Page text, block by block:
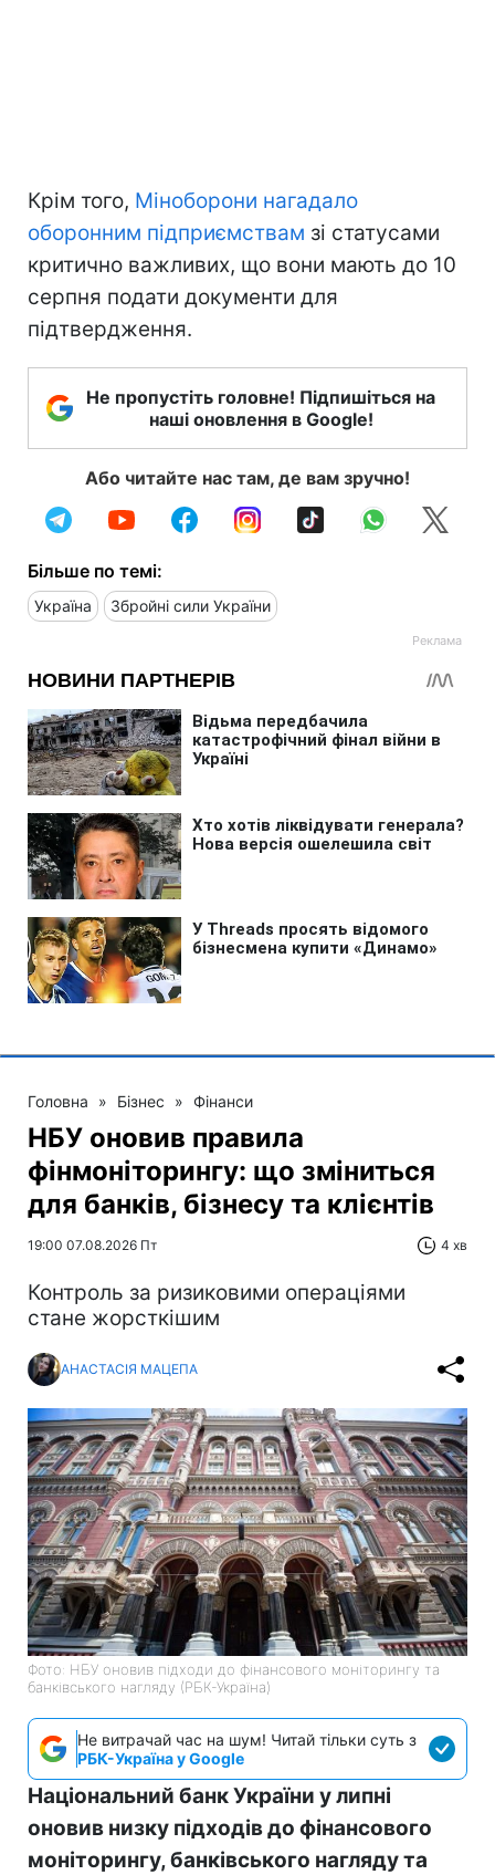
Крім того, Міноборони нагадало
оборонним підприємствам зі статусами
критично важливих, що вони мають до 10
серпня подати документи для
підтвердження.
Не пропустіть головне! Підпишіться на
наші оновлення в Google!
Або читайте нас там, де вам зручно!
Більше по темі:
Україна Збройні сили України
Головна » Бізнес » Фінанси
НБУ оновив правила
фінмоніторингу: що зміниться
для банків, бізнесу та клієнтів
19:00 07.08.2026 Пт 4 хв
Контроль за ризиковими операціями
стане жорсткішим
АНАСТАСІЯ МАЦЕПА
Фото: НБУ оновив підходи до фінансового моніторингу та
банківського нагляду (РБК-Україна)
Не витрачай час на шум! Читай тільки суть з
РБК-Україна у Google
Національний банк України у липні
оновив низку підходів до фінансового
моніторингу, банківського нагляду та